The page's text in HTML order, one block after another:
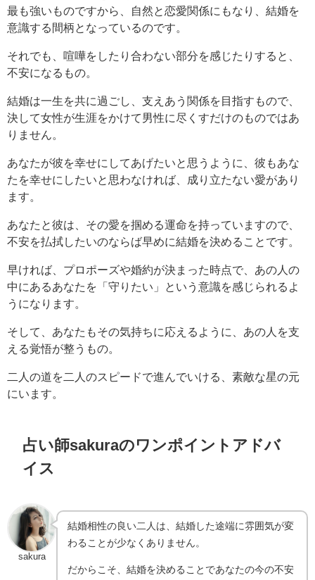
最も強いものですから、自然と恋愛関係にもなり、結婚を
意識する間柄となっているのです。
それでも、喧嘩をしたり合わない部分を感じたりすると、
不安になるもの。
結婚は一生を共に過ごし、支えあう関係を目指すもので、
決して女性が生涯をかけて男性に尽くすだけのものではあ
りません。
あなたが彼を幸せにしてあげたいと思うように、彼もあな
たを幸せにしたいと思わなければ、成り立たない愛があり
ます。
あなたと彼は、その愛を掴める運命を持っていますので、
不安を払拭したいのならば早めに結婚を決めることです。
早ければ、プロポーズや婚約が決まった時点で、あの人の
中にあるあなたを「守りたい」という意識を感じられるよ
うになります。
そして、あなたもその気持ちに応えるように、あの人を支
える覚悟が整うもの。
二人の道を二人のスピードで進んでいける、素敵な星の元
にいます。
占い師sakuraのワンポイントアドバ
イス
sakura
結婚相性の良い二人は、結婚した途端に雰囲気が変
わることが少なくありません。
だからこそ、結婚を決めることであなたの今の不安